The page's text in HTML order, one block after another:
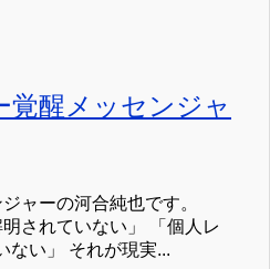
覚醒メッセンジャ
ャーの河合純也です。
されていない」 「個人レ
ない」 それが現実...